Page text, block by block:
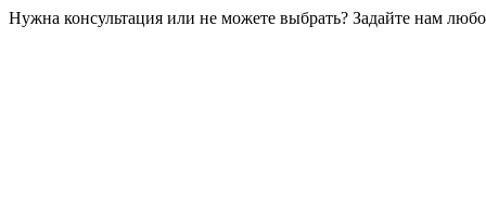
Нужна консультация или не можете выбрать? Задайте нам